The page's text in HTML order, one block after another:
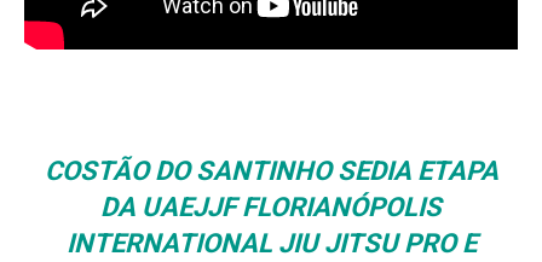
COSTÃO DO SANTINHO SEDIA ETAPA
DA UAEJJF FLORIANÓPOLIS
INTERNATIONAL JIU JITSU PRO E